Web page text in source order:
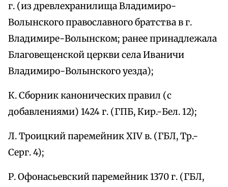
г. (из древлехранилища Владимиро-
Волынского православного братства в г.
Владимире-Волынском; ранее принадлежала
Благовещенской церкви села Иваничи
Владимиро-Волынского уезда);
К. Сборник канонических правил (с
добавлениями) 1424 г. (ГПБ, Кир.-Бел. 12);
Л. Троицкий паремейник XIV в. (ГБЛ, Тр.-
Серг. 4);
Р. Офонасьевский паремейник 1370 г. (ГБЛ,